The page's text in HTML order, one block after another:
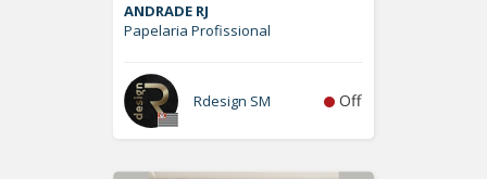
ANDRADE RJ
Papelaria Profissional
Rdesign SM Off